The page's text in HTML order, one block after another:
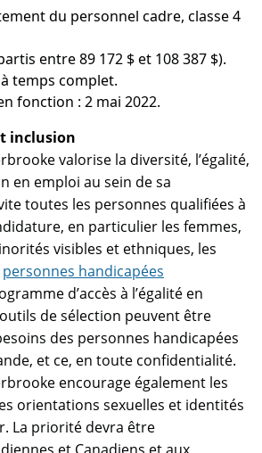
du personnel cadre, classe 4
entre 89 172 $ et 108 387 $).
temps complet.
fonction : 2 mai 2022.
inclusion
valorise la diversité, l’égalité,
en emploi au sein de sa
toutes les personnes qualifiées à
en particulier les femmes,
visibles et ethniques, les
personnes handicapées
d’accès à l’égalité en
outils de sélection peuvent être
des personnes handicapées
et ce, en toute confidentialité.
encourage également les
orientations sexuelles et identités
La priorité devra être